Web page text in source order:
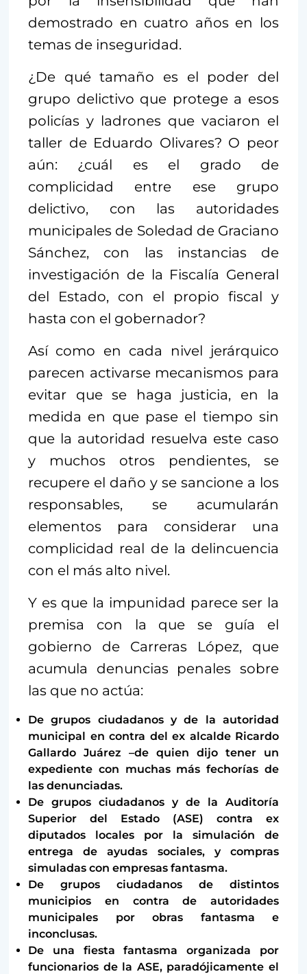
demostrado en cuatro años en los
temas de inseguridad.
¿De qué tamaño es el poder del
grupo delictivo que protege a esos
policías y ladrones que vaciaron el
taller de Eduardo Olivares? O peor
aún: ¿cuál es el grado de
complicidad entre ese grupo
delictivo, con las autoridades
municipales de Soledad de Graciano
Sánchez, con las instancias de
investigación de la Fiscalía General
del Estado, con el propio fiscal y
hasta con el gobernador?
Así como en cada nivel jerárquico
parecen activarse mecanismos para
evitar que se haga justicia, en la
medida en que pase el tiempo sin
que la autoridad resuelva este caso
y muchos otros pendientes, se
recupere el daño y se sancione a los
responsables, se acumularán
elementos para considerar una
complicidad real de la delincuencia
con el más alto nivel.
Y es que la impunidad parece ser la
premisa con la que se guía el
gobierno de Carreras López, que
acumula denuncias penales sobre
las que no actúa:
De grupos ciudadanos y de la autoridad
municipal en contra del ex alcalde Ricardo
Gallardo Juárez –de quien dijo tener un
expediente con muchas más fechorías de
las denunciadas.
De grupos ciudadanos y de la Auditoría
Superior del Estado (ASE) contra ex
diputados locales por la simulación de
entrega de ayudas sociales, y compras
simuladas con empresas fantasma.
De grupos ciudadanos de distintos
municipios en contra de autoridades
municipales por obras fantasma e
inconclusas.
De una fiesta fantasma organizada por
funcionarios de la ASE, paradójicamente el